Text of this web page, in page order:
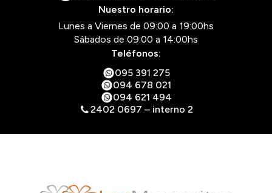
Nuestro horario:
Lunes a Viernes de 09:00 a 19:00hs
Sábados de 09:00 a 14:00hs
Teléfonos:
095 391 275
094 678 021
094 621 494
2402 0697 – interno 2